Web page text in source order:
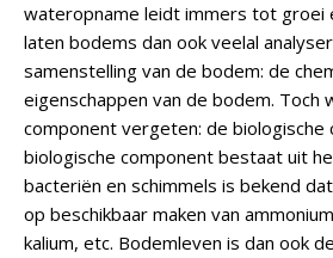
wateropname leidt immers tot groei
laten bodems dan ook veelal
samenstelling van de bodem: de
eigenschappen van de bodem. Toch
component vergeten: de biologische
biologische component bestaat uit
bacteriën en schimmels is bekend
op beschikbaar maken van
kalium, etc. Bodemleven is dan ook